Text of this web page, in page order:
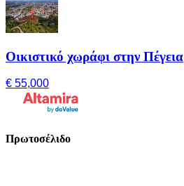
Οικιστικό χωράφι στην Πέγεια
€ 55,000
Πρωτοσέλιδο